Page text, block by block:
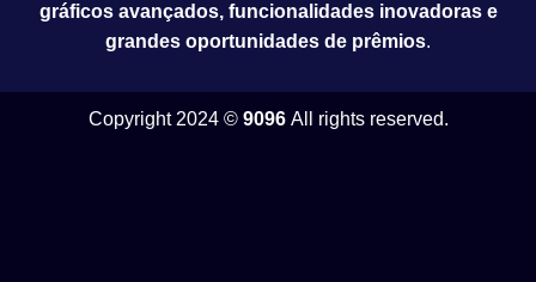
gráficos avançados, funcionalidades inovadoras e
grandes oportunidades de prêmios.
Copyright 2024 © 9096All rights reserved.